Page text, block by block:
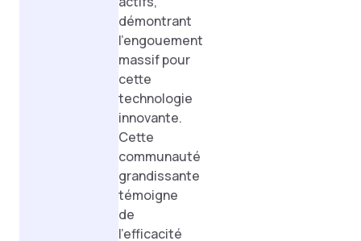
démontrant
l’engouement
massif pour
cette
technologie
innovante.
Cette
communauté
grandissante
témoigne
de
l’efficacité